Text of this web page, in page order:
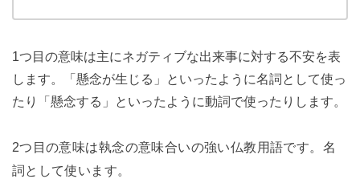
1つ目の意味は主にネガティブな出来事に対する不安を表
します。「懸念が生じる」といったように名詞として使っ
たり「懸念する」といったように動詞で使ったりします。
2つ目の意味は執念の意味合いの強い仏教用語です。名
詞として使います。